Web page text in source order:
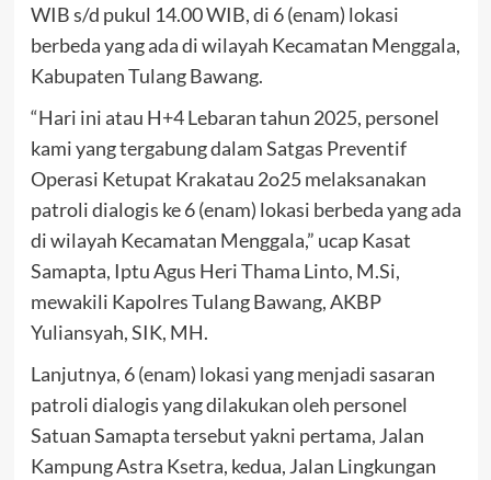
WIB s/d pukul 14.00 WIB, di 6 (enam) lokasi
berbeda yang ada di wilayah Kecamatan Menggala,
Kabupaten Tulang Bawang.
“Hari ini atau H+4 Lebaran tahun 2025, personel
kami yang tergabung dalam Satgas Preventif
Operasi Ketupat Krakatau 2o25 melaksanakan
patroli dialogis ke 6 (enam) lokasi berbeda yang ada
di wilayah Kecamatan Menggala,” ucap Kasat
Samapta, Iptu Agus Heri Thama Linto, M.Si,
mewakili Kapolres Tulang Bawang, AKBP
Yuliansyah, SIK, MH.
Lanjutnya, 6 (enam) lokasi yang menjadi sasaran
patroli dialogis yang dilakukan oleh personel
Satuan Samapta tersebut yakni pertama, Jalan
Kampung Astra Ksetra, kedua, Jalan Lingkungan